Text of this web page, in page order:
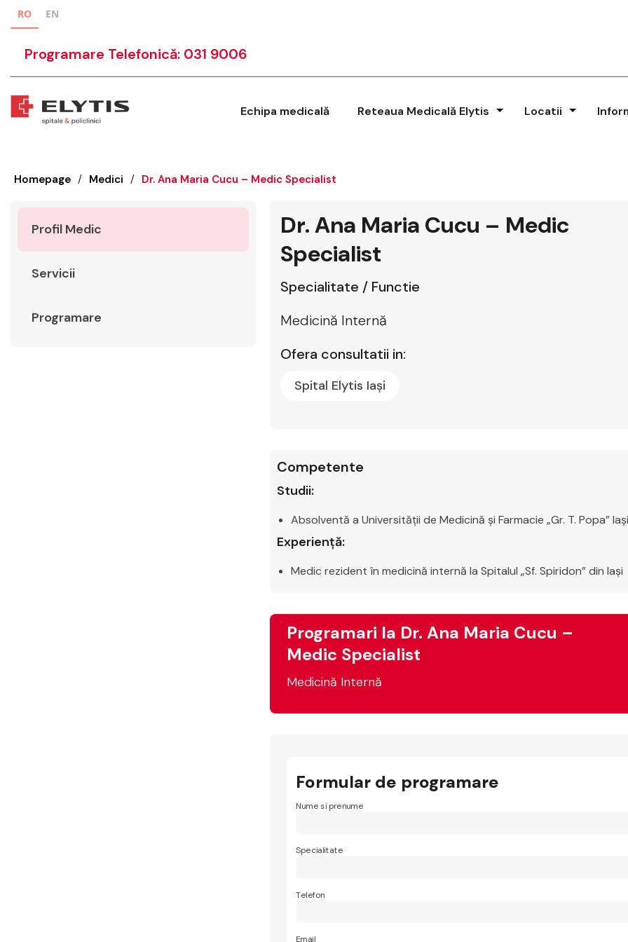
RO EN
Programare Telefonică: 031 9006
Echipa medicală Reteaua Medicală Elytis Locatii
Homepage / Medici / Dr. Ana Maria Cucu – Medic Specialist
Profil Medic
Servicii
Programare
Dr. Ana Maria Cucu – Medic
Specialist
Specialitate / Functie
Medicină Internă
Ofera consultatii in:
Spital Elytis Iași
Competente
Studii:
Absolventă a Universității de Medicină și Farmacie „Gr. T. Popa” Iași
Experiență:
Medic rezident în medicină internă la Spitalul „Sf. Spiridon” din Iași
Programari la Dr. Ana Maria Cucu –
Medic Specialist
Medicină Internă
Formular de programare
Nume si prenume
Specialitate
Telefon
Email